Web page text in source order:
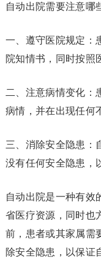
自动出院需要注意哪
一、遵守医院规定：
院知情书，同时按照
二、注意病情变化：
病情，并在出现任何
三、消除安全隐患：
没有任何安全隐患，
自动出院是一种有效
省医疗资源，同时也
前，患者或其家属需
除安全隐患，以保证